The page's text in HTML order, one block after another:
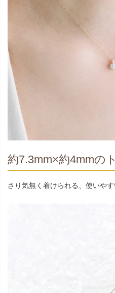
約7.3mm×約4mmの
さり気無く着けられる、使いやす